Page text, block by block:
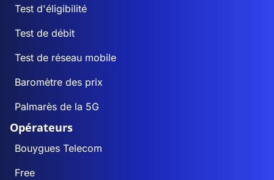
Test d'éligibilité
Test de débit
Test de réseau mobile
Baromètre des prix
Palmarès de la 5G
Opérateurs
Bouygues Telecom
Free